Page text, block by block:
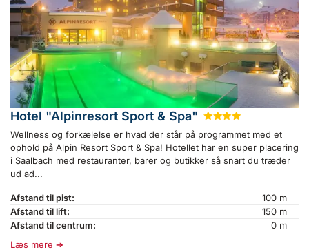
Hotel "Alpinresort Sport & Spa" ★★★
Wellness og forkælelse er hvad der står på programmet med et
ophold på Alpin Resort Sport & Spa! Hotellet har en super placering
i Saalbach med restauranter, barer og butikker så snart du træder
ud ad...
Afstand til pist:
100 m
Afstand til lift:
150 m
Afstand til centrum:
0 m
Læs mere